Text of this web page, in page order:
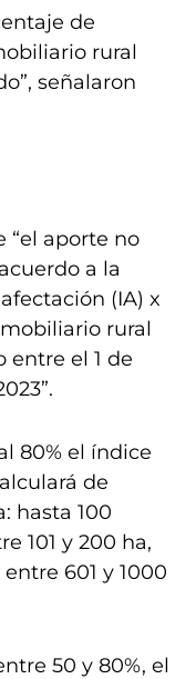
de
rural
señalaron
“el aporte no
a la
(IA) x
rural
entre el 1 de
80% el índice
de
hasta 100
101 y 200 ha,
601 y 1000
50 y 80%, el